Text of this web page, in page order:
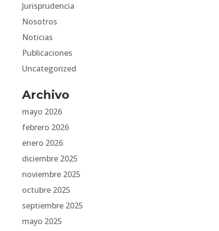
Jurisprudencia
Nosotros
Noticias
Publicaciones
Uncategorized
Archivo
mayo 2026
febrero 2026
enero 2026
diciembre 2025
noviembre 2025
octubre 2025
septiembre 2025
mayo 2025